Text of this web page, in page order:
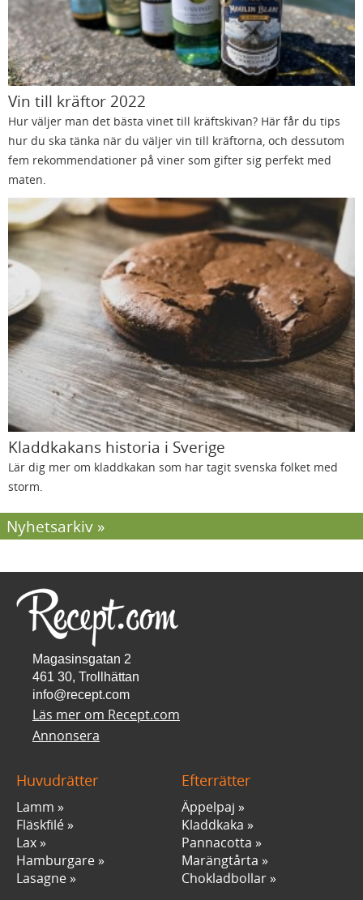
Vin till kräftor 2022
Hur väljer man det bästa vinet till kräftskivan? Här får du tips
hur du ska tänka när du väljer vin till kräftorna, och dessutom
fem rekommendationer på viner som gifter sig perfekt med
maten.
Kladdkakans historia i Sverige
Lär dig mer om kladdkakan som har tagit svenska folket med
storm.
Nyhetsarkiv
Magasinsgatan 2
461 30, Trollhättan
info@recept.com
Läs mer om Recept.com
Annonsera
Huvudrätter
Lamm
Fläskfilé
Lax
Hamburgare
Lasagne
Efterrätter
Äppelpaj
Kladdkaka
Pannacotta
Marängtårta
Chokladbollar